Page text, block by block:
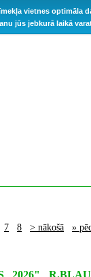
vietnes optimāla
jūs jebkurā laikā
7 8 > nākošā »
2026"